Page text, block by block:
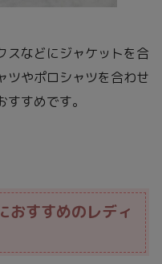
スなどにジャケットを合
ツやポロシャツを合わせ
すめです。
すすめのレディ